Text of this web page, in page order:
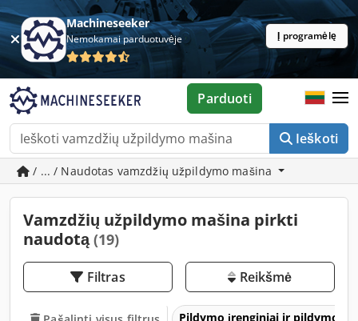
Machineseeker
Nemokamai parduotuvėje Į programėlę
Ieškoti
Parduoti
/ ... / Naudotas vamzdžių užpildymo mašina
Vamzdžių užpildymo mašina pirkti
naudotą(19)
Filtras Reikšmė
Pildymo įrenginiai ir pildymo